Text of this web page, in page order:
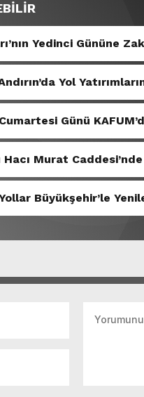
Yedinci Gününe
Yol
Günü
Murat
Büyükşehir’le